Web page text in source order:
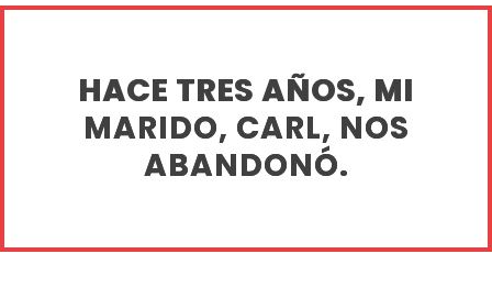
HACE TRES AÑOS, MI
MARIDO, CARL, NOS
ABANDONÓ.